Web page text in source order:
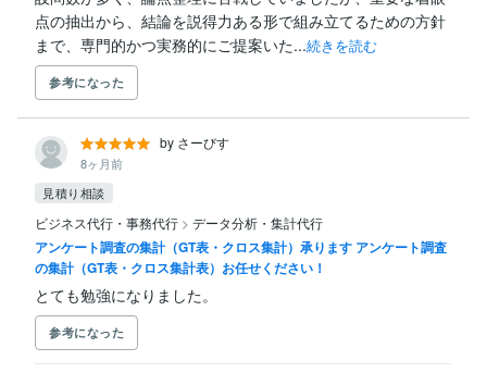
点の抽出から、結論を説得力ある形で組み立てるための方針
まで、専門的かつ実務的にご提案いた...続きを読む
参考になった
by さーびす
8ヶ月前
見積り相談
ビジネス代行・事務代行 > データ分析・集計代行
アンケート調査の集計（GT表・クロス集計）承ります アンケート調査
の集計（GT表・クロス集計表）お任せください！
とても勉強になりました。
参考になった